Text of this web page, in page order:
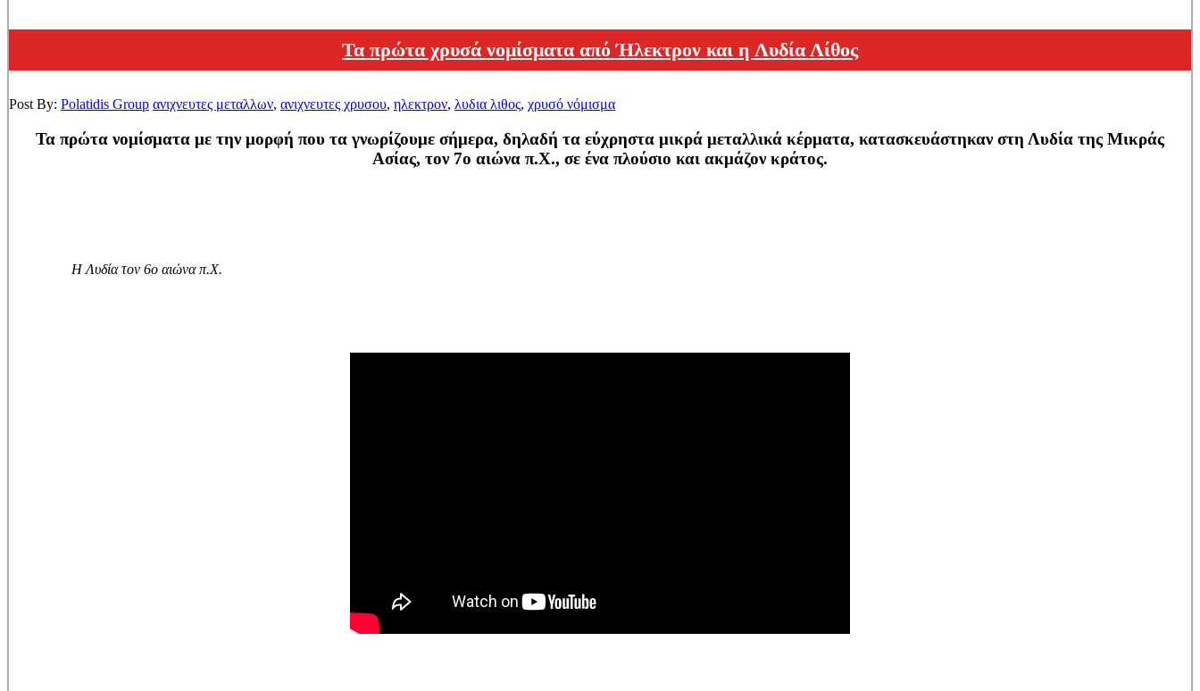
Τα πρώτα χρυσά νομίσματα από Ήλεκτρον και η Λυδία Λίθος
Post By: Polatidis Group ανιχνευτες μεταλλων, ανιχνευτες χρυσου, ηλεκτρον, λυδια λιθος, χρυσό νόμισμα
Τα πρώτα νομίσματα με την μορφή που τα γνωρίζουμε σήμερα, δηλαδή τα εύχρηστα μικρά μεταλλικά κέρματα, κατασκευάστηκαν στη Λυδία της Μικράς
Ασίας, τον 7ο αιώνα π.Χ., σε ένα πλούσιο και ακμάζον κράτος.
Η Λυδία τον 6ο αιώνα π.Χ.